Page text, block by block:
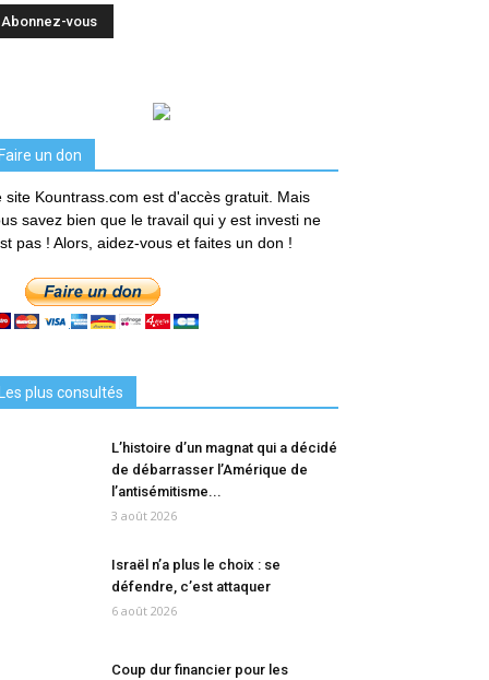
Faire un don
site Kountrass.com est d'accès gratuit. Mais
savez bien que le travail qui y est investi ne
pas ! Alors, aidez-vous et faites un don !
Les plus consultés
L’histoire d’un magnat qui a décidé
de débarrasser l’Amérique de
l’antisémitisme...
3 août 2026
Israël n’a plus le choix : se
défendre, c’est attaquer
6 août 2026
Coup dur financier pour les